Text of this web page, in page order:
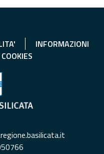
INFORMAZIONI
COOKIES